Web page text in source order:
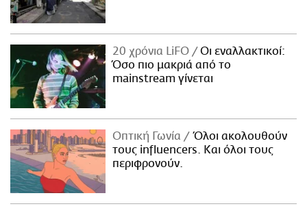
20 χρόνια LiFO
Οι εναλλακτικοί:
Όσο πιο μακριά από το
mainstream γίνεται
Οπτική Γωνία
Όλοι ακολουθούν
τους influencers. Και όλοι τους
περιφρονούν.